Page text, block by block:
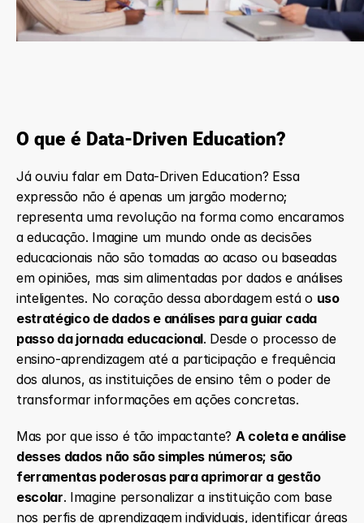
O que é Data-Driven Education?
Já ouviu falar em Data-Driven Education? Essa
expressão não é apenas um jargão moderno;
representa uma revolução na forma como encaramos
a educação. Imagine um mundo onde as decisões
educacionais não são tomadas ao acaso ou baseadas
em opiniões, mas sim alimentadas por dados e análises
inteligentes. No coração dessa abordagem está o uso
estratégico de dados e análises para guiar cada
passo da jornada educacional. Desde o processo de
ensino-aprendizagem até a participação e frequência
dos alunos, as instituições de ensino têm o poder de
transformar informações em ações concretas.
Mas por que isso é tão impactante? A coleta e análise
desses dados não são simples números; são
ferramentas poderosas para aprimorar a gestão
escolar. Imagine personalizar a instituição com base
nos perfis de aprendizagem individuais, identificar áreas